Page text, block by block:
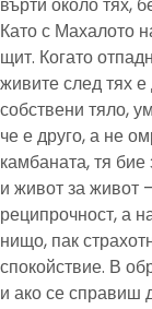
върти около тях,
Като с Махалото
щит. Когато
живите след тях
собствени тяло,
че е друго, а не
камбаната, тя
и живот за живот
реципрочност, а
нищо, пак
спокойствие. В
и ако се справиш